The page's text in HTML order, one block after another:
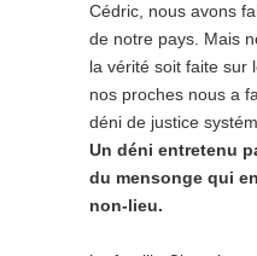
Cédric, nous avons
de notre pays. Mais
la vérité soit faite sur
nos proches nous a
déni de justice
Un déni entretenu
du mensonge qui
non-lieu.